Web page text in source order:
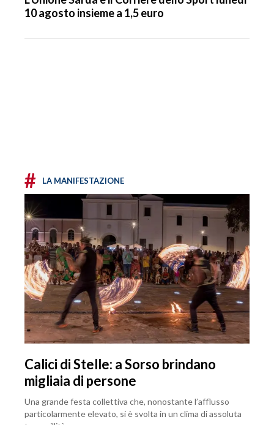
10 agosto insieme a 1,5 euro
# LA MANIFESTAZIONE
Calici di Stelle: a Sorso brindano
migliaia di persone
Una grande festa collettiva che, nonostante l’afflusso
particolarmente elevato, si è svolta in un clima di assoluta